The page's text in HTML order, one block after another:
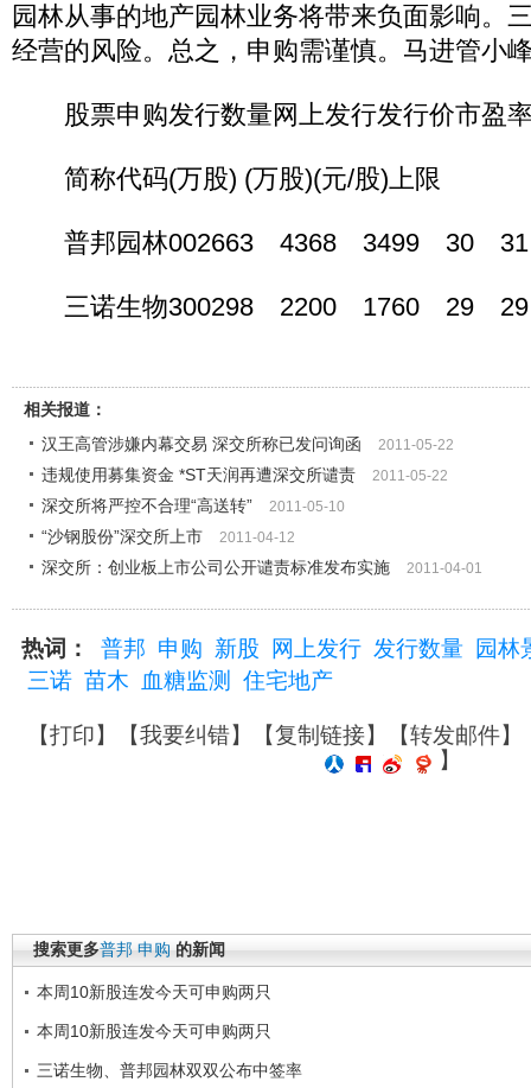
园林从事的地产园林业务将带来负面影响。
经营的风险。总之，申购需谨慎。马进管小
股票申购发行数量网上发行发行价市盈
简称代码(万股) (万股)(元/股)上限
普邦园林002663 4368 3499 30
三诺生物300298 2200 1760 29
相关报道：
汉王高管涉嫌内幕交易 深交所称已发问询函
2011-05-22
违规使用募集资金 *ST天润再遭深交所谴责 2011-05-22
深交所将严控不合理“高送转” 2011-05-10
“沙钢股份”深交所上市 2011-04-12
深交所：创业板上市公司公开谴责标准发布实施 2011-04-01
热词： 普邦 申购 新股 网上发行 发行数量
园林
三诺 苗木 血糖监测 住宅地产
【打印】【我要纠错】【复制链接】【转发邮件】
】
搜索更多普邦 申购 的新闻
本周10新股连发今天可申购两只
本周10新股连发今天可申购两只
三诺生物、普邦园林双双公布中签率